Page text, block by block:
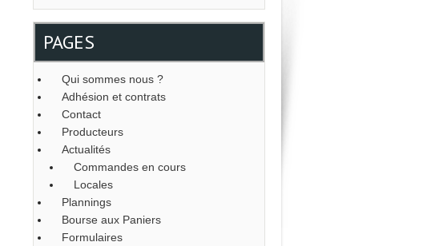
PAGES
Qui sommes nous ?
Adhésion et contrats
Contact
Producteurs
Actualités
Commandes en cours
Locales
Plannings
Bourse aux Paniers
Formulaires